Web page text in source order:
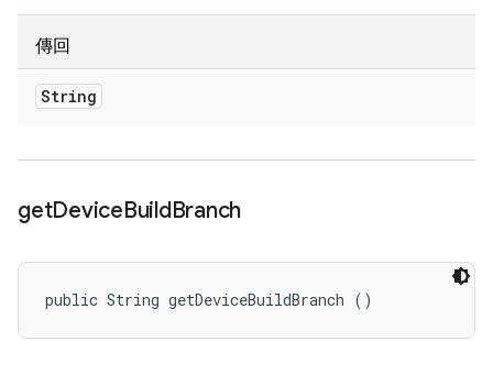
傳回
String
getDeviceBuildBranch
public String getDeviceBuildBranch ()